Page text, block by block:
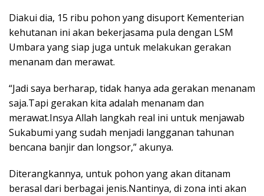
Diakui dia, 15 ribu pohon yang disuport Kementerian
kehutanan ini akan bekerjasama pula dengan LSM
Umbara yang siap juga untuk melakukan gerakan
menanam dan merawat.
“Jadi saya berharap, tidak hanya ada gerakan menanam
saja.Tapi gerakan kita adalah menanam dan
merawat.Insya Allah langkah real ini untuk menjawab
Sukabumi yang sudah menjadi langganan tahunan
bencana banjir dan longsor,” akunya.
Diterangkannya, untuk pohon yang akan ditanam
berasal dari berbagai jenis.Nantinya, di zona inti akan